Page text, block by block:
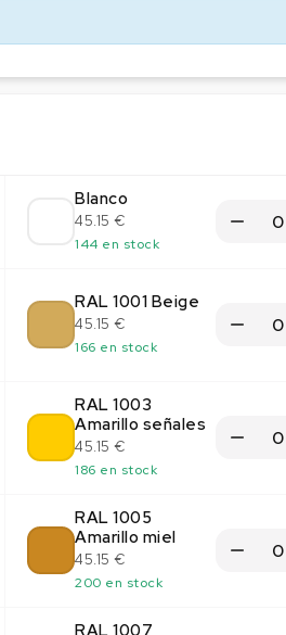
Blanco
45.15 €
144 en stock
RAL 1001 Beige
45.15 €
166 en stock
RAL 1003
Amarillo señales
45.15 €
186 en stock
RAL 1005
Amarillo miel
45.15 €
200 en stock
RAL 1007